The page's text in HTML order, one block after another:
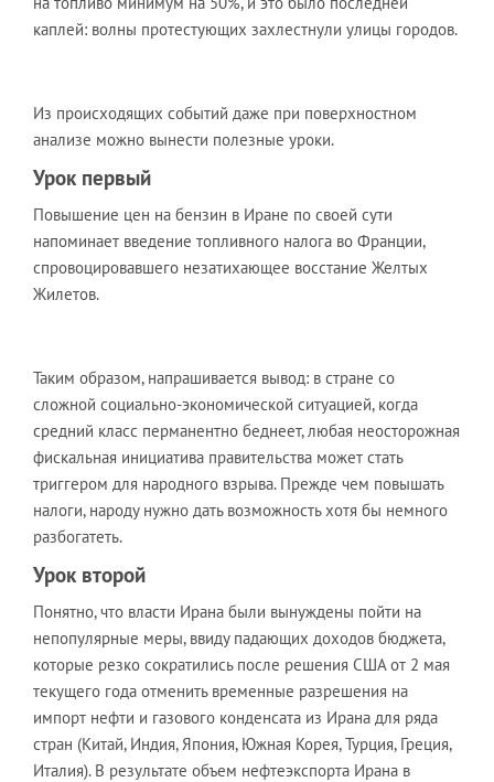
каплей: волны протестующих захлестнули улицы городов.
Из происходящих событий даже при поверхностном
анализе можно вынести полезные уроки.
Урок первый
Повышение цен на бензин в Иране по своей сути
напоминает введение топливного налога во Франции,
спровоцировавшего незатихающее восстание Желтых
Жилетов.
Таким образом, напрашивается вывод: в стране со
сложной социально-экономической ситуацией, когда
средний класс перманентно беднеет, любая неосторожная
фискальная инициатива правительства может стать
триггером для народного взрыва. Прежде чем повышать
налоги, народу нужно дать возможность хотя бы немного
разбогатеть.
Урок второй
Понятно, что власти Ирана были вынуждены пойти на
непопулярные меры, ввиду падающих доходов бюджета,
которые резко сократились после решения США от 2 мая
текущего года отменить временные разрешения на
импорт нефти и газового конденсата из Ирана для ряда
стран (Китай, Индия, Япония, Южная Корея, Турция, Греция,
Италия). В результате объем нефтеэкспорта Ирана в